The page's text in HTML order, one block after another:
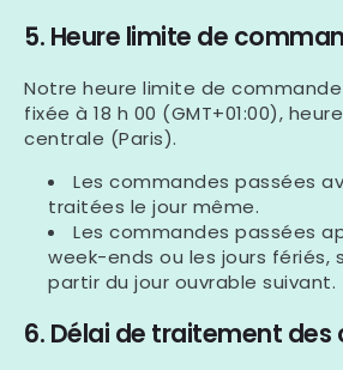
5. Heure limite de
Notre heure limite de
fixée à 18 h 00 (GMT+01:00),
centrale (Paris).
Les commandes passées
traitées le jour même.
Les commandes passées
week-ends ou les jours fériés,
partir du jour ouvrable suivant.
6. Délai de traitement